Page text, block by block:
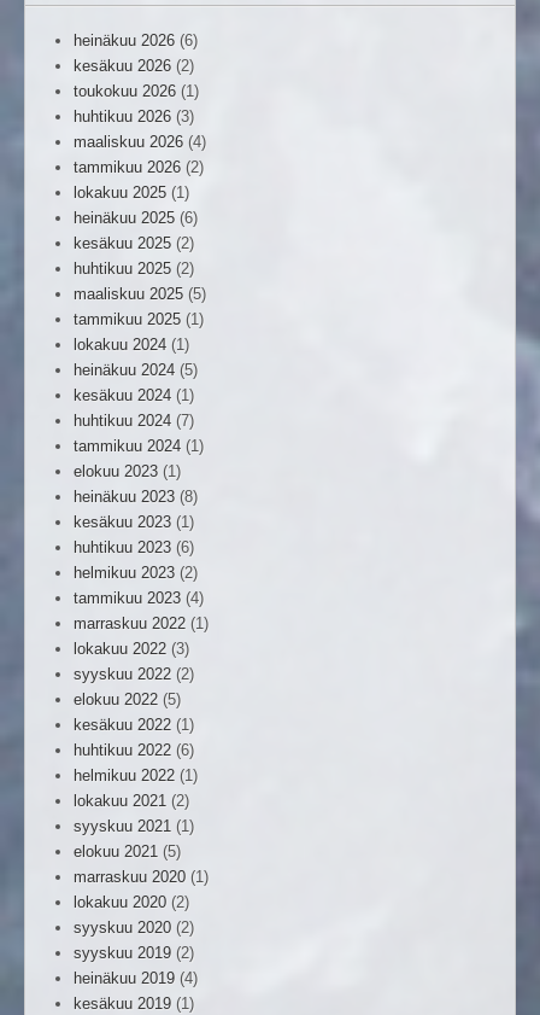
heinäkuu 2026 (6)
kesäkuu 2026 (2)
toukokuu 2026 (1)
huhtikuu 2026 (3)
maaliskuu 2026 (4)
tammikuu 2026 (2)
lokakuu 2025 (1)
heinäkuu 2025 (6)
kesäkuu 2025 (2)
huhtikuu 2025 (2)
maaliskuu 2025 (5)
tammikuu 2025 (1)
lokakuu 2024 (1)
heinäkuu 2024 (5)
kesäkuu 2024 (1)
huhtikuu 2024 (7)
tammikuu 2024 (1)
elokuu 2023 (1)
heinäkuu 2023 (8)
kesäkuu 2023 (1)
huhtikuu 2023 (6)
helmikuu 2023 (2)
tammikuu 2023 (4)
marraskuu 2022 (1)
lokakuu 2022 (3)
syyskuu 2022 (2)
elokuu 2022 (5)
kesäkuu 2022 (1)
huhtikuu 2022 (6)
helmikuu 2022 (1)
lokakuu 2021 (2)
syyskuu 2021 (1)
elokuu 2021 (5)
marraskuu 2020 (1)
lokakuu 2020 (2)
syyskuu 2020 (2)
syyskuu 2019 (2)
heinäkuu 2019 (4)
kesäkuu 2019 (1)